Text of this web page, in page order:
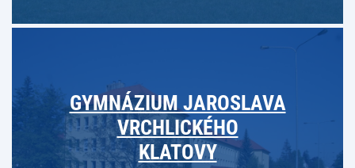
GYMNÁZIUM JAROSLAVA
VRCHLICKÉHO
KLATOVY